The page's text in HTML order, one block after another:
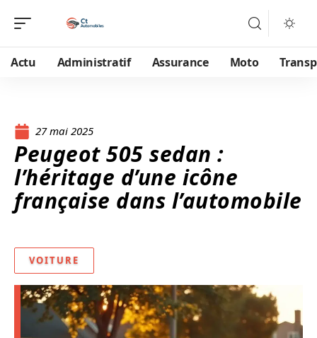
Actu Administratif Assurance Moto
27 mai 2025
Peugeot 505 sedan :
l’héritage d’une icône
française dans l’automobile
VOITURE